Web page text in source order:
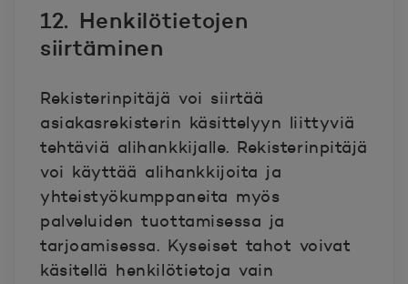
12. Henkilötietojen
siirtäminen
Rekisterinpitäjä voi siirtää
asiakasrekisterin käsittelyyn liittyviä
tehtäviä alihankkijalle. Rekisterinpitäjä
voi käyttää alihankkijoita ja
yhteistyökumppaneita myös
palveluiden tuottamisessa ja
tarjoamisessa. Kyseiset tahot voivat
käsitellä henkilötietoja vain